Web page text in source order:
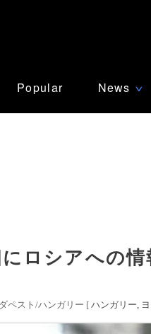
Popular News ∨
ロシアへの
ペスト/ハンガリー [ ハンガリー